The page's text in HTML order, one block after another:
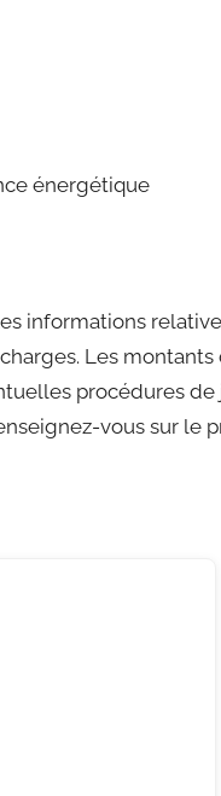
énergétique
informations
Les
procédures
vous sur le